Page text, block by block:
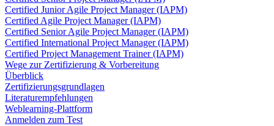
Certified Junior Agile Project Manager (IAPM)
Certified Agile Project Manager (IAPM)
Certified Senior Agile Project Manager (IAPM)
Certified International Project Manager (IAPM)
Certified Project Management Trainer (IAPM)
Wege zur Zertifizierung & Vorbereitung
Überblick
Zertifizierungsgrundlagen
Literaturempfehlungen
Weblearning-Plattform
Anmelden zum Test